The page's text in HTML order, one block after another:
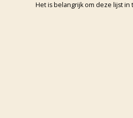
Het is belangrijk om deze lijst